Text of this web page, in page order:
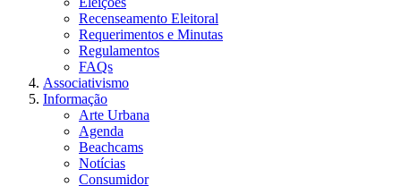
Recenseamento Eleitoral
Requerimentos e Minutas
Regulamentos
FAQs
Associativismo
Informação
Arte Urbana
Agenda
Beachcams
Notícias
Consumidor